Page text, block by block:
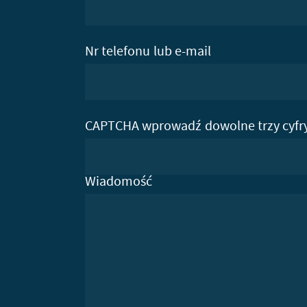
Nr telefonu lub e-mail
CAPTCHA wprowadź dowolne trzy
Wiadomość